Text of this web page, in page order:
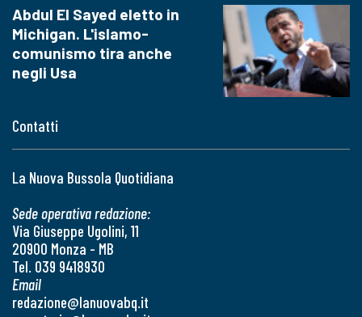
Contatti
La Nuova Bussola Quotidiana
Sede operativa redazione:
Via Giuseppe Ugolini, 11
20900 Monza - MB
Tel. 039 9418930
Email
redazione@lanuovabq.it
Abdul El Sayed eletto in
Michigan. L'islamo-
comunismo tira anche
negli Usa